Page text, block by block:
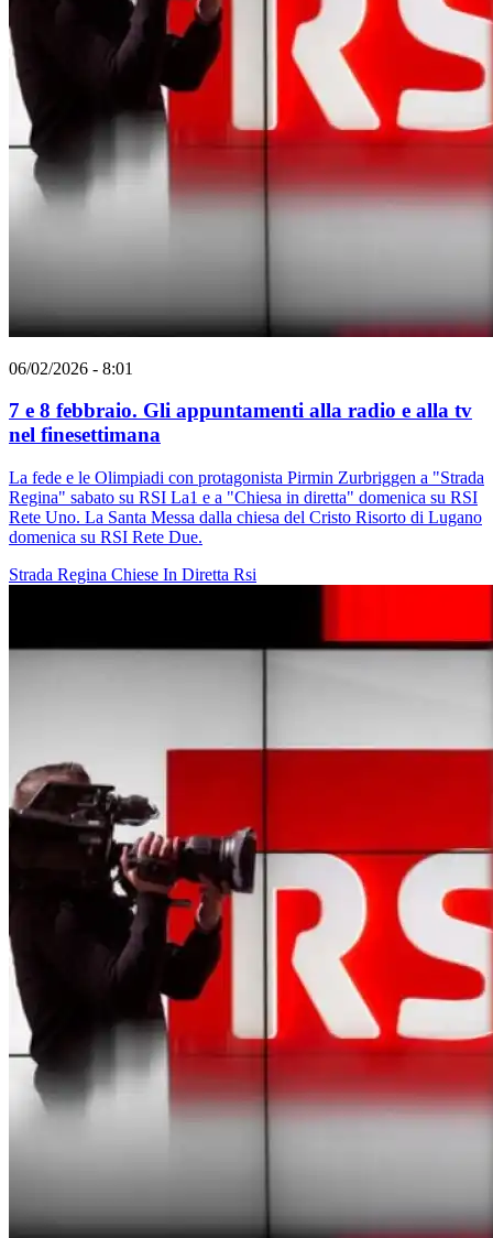
06/02/2026 - 8:01
7 e 8 febbraio. Gli appuntamenti alla radio e alla tv
nel finesettimana
La fede e le Olimpiadi con protagonista Pirmin Zurbriggen a "Strada
Regina" sabato su RSI La1 e a "Chiesa in diretta" domenica su RSI
Rete Uno. La Santa Messa dalla chiesa del Cristo Risorto di Lugano
domenica su RSI Rete Due.
Strada Regina Chiese In Diretta Rsi